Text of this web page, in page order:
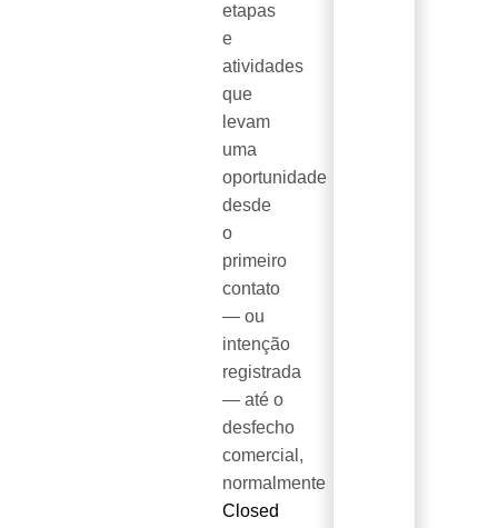
etapas
e
atividades
que
levam
uma
oportunidade
desde
o
primeiro
contato
— ou
intenção
registrada
— até o
desfecho
comercial,
normalmente
Closed